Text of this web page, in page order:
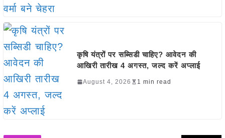
कृषि यंत्रों पर सब्सिडी चाहिए? आवेदन की
आखिरी तारीख 4 अगस्त, जल्द करें अप्लाई
August 4, 2026 1 min read